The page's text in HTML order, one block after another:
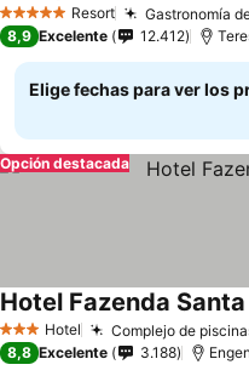
5 Estrellas Resort Gastronomía
8,9 Excelente 12.412
Elige fechas para ver los
Opción destacada
3 Estrellas
Hotel Complejo de
Hotel Fazenda
8,8 Excelente 3.188